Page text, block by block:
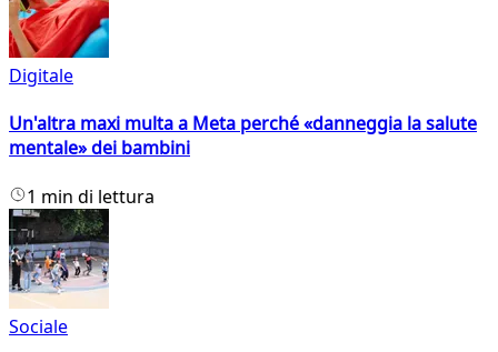
Digitale
Un'altra maxi multa a Meta perché «danneggia la salute
mentale» dei bambini
1 min di lettura
Sociale